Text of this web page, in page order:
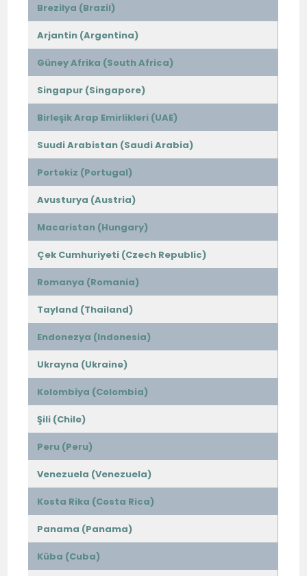
Brezilya (Brazil)
Arjantin (Argentina)
Güney Afrika (South Africa)
Singapur (Singapore)
Birleşik Arap Emirlikleri (UAE)
Suudi Arabistan (Saudi Arabia)
Portekiz (Portugal)
Avusturya (Austria)
Macaristan (Hungary)
Çek Cumhuriyeti (Czech Republic)
Romanya (Romania)
Tayland (Thailand)
Endonezya (Indonesia)
Ukrayna (Ukraine)
Kolombiya (Colombia)
Şili (Chile)
Peru (Peru)
Venezuela (Venezuela)
Kosta Rika (Costa Rica)
Panama (Panama)
Küba (Cuba)